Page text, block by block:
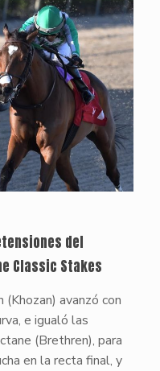
del
Classic Stakes
(Khozan) avanzó con
e igualó las
(Brethren), para
en la recta final, y